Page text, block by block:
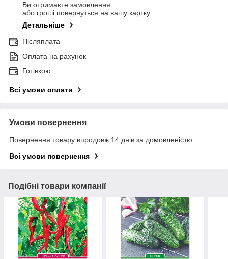
Ви отримаєте замовлення
або гроші повернуться на вашу картку
Детальніше
Післяплата
Оплата на рахунок
Готівкою
Всі умови оплати
Умови повернення
Повернення товару впродовж 14 днів за домовленістю
Всі умови повернення
Подібні товари компанії